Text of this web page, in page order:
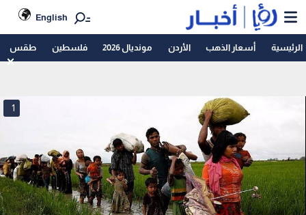
English
الرئيسية أسعار الذهب الأردن مونديال 2026 فلسطين طقس
1